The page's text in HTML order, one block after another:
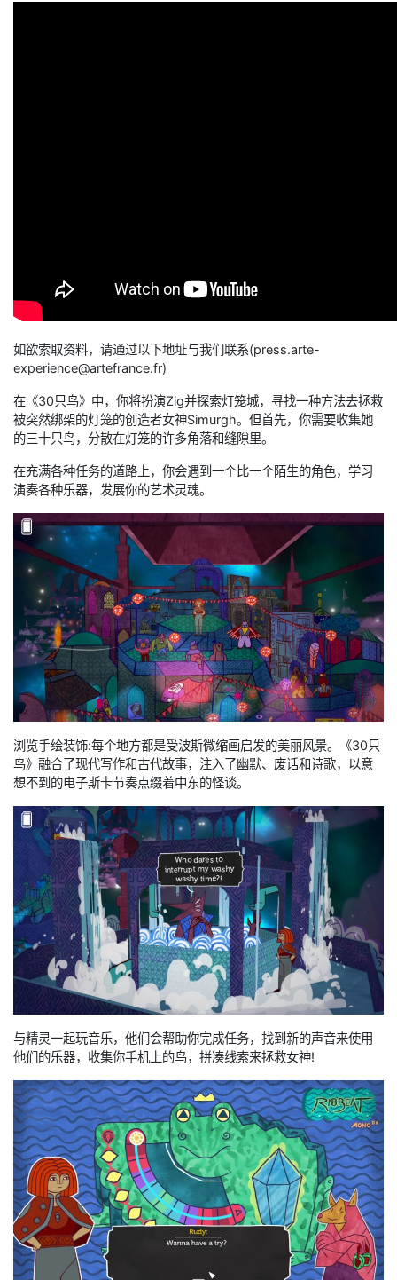
如欲索取资料，请通过以下地址与我们联系(press.arte-
experience@artefrance.fr)
在《30只鸟》中，你将扮演Zig并探索灯笼城，寻找一种方法去拯救
被突然绑架的灯笼的创造者女神Simurgh。但首先，你需要收集她
的三十只鸟，分散在灯笼的许多角落和缝隙里。
在充满各种任务的道路上，你会遇到一个比一个陌生的角色，学习
演奏各种乐器，发展你的艺术灵魂。
浏览手绘装饰:每个地方都是受波斯微缩画启发的美丽风景。《30只
鸟》融合了现代写作和古代故事，注入了幽默、废话和诗歌，以意
想不到的电子斯卡节奏点缀着中东的怪谈。
与精灵一起玩音乐，他们会帮助你完成任务，找到新的声音来使用
他们的乐器，收集你手机上的鸟，拼凑线索来拯救女神!